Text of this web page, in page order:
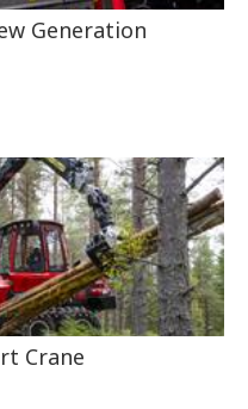
Generation
Crane